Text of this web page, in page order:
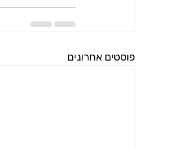
פוסטים אחרונים